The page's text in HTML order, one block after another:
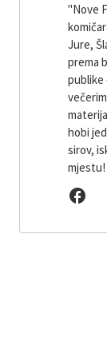
"Nove
Jure,
prema
publike
hobi
sirov,
mjestu!